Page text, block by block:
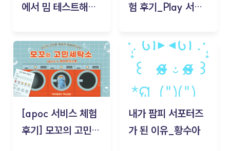
에서 밈 테스트해보
험 후기_Play 서비
김태현
[apoc 서비스 체험
후기] 모꼬의 고민세
내가 팜피 서포터즈
가 된 이유_황수아